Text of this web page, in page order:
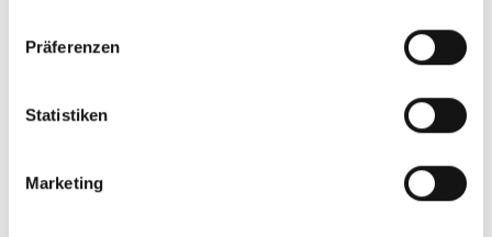
Präferenzen
Statistiken
Marketing
−